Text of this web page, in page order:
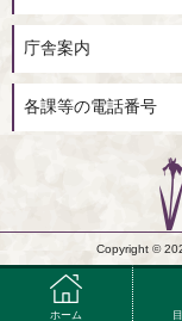
ホーム
庁舎案内
各課等の電話番号
Copyright ©